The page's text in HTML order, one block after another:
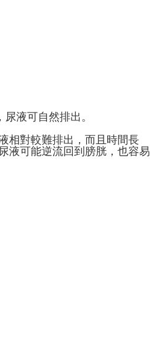
液可自然排出。
相對較難排出，而且時間長
液可能逆流回到膀胱，也容易